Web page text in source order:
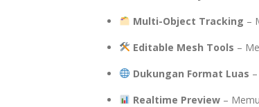
Multi-Object Tracking –
Editable Mesh Tools –
Dukungan Format Luas
Realtime Preview–